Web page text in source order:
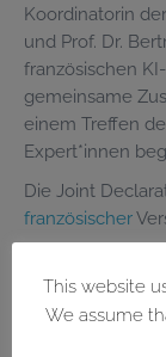
Koordinatorin
und Prof. Dr.
französischen
gemeinsame
einem Treffen
Expert*innen
Die Joint
französischer
This website
We assume